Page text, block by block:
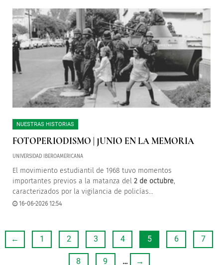
NUESTRAS HISTORIAS
FOTOPERIODISMO | JUNIO EN LA MEMORIA
UNIVERSIDAD IBEROAMERICANA
El movimiento estudiantil de 1968 tuvo momentos
importantes previos a la matanza del 2 de octubre,
caracterizados por la vigilancia de policías...
16-06-2026 12:54
← 1 2 3 4 5 6 7
8 9 … →